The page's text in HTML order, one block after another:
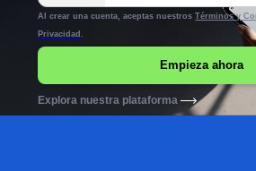
Al crear una cuenta, aceptas nuestrosTérminos y
Privacidad
Explora nuestra plataforma